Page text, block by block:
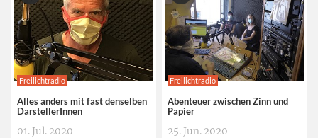
Freilichtradio
Alles anders mit fast denselben
DarstellerInnen
01. Jul. 2020
Freilichtradio
Abenteuer zwischen Zinn und
Papier
25. Jun. 2020